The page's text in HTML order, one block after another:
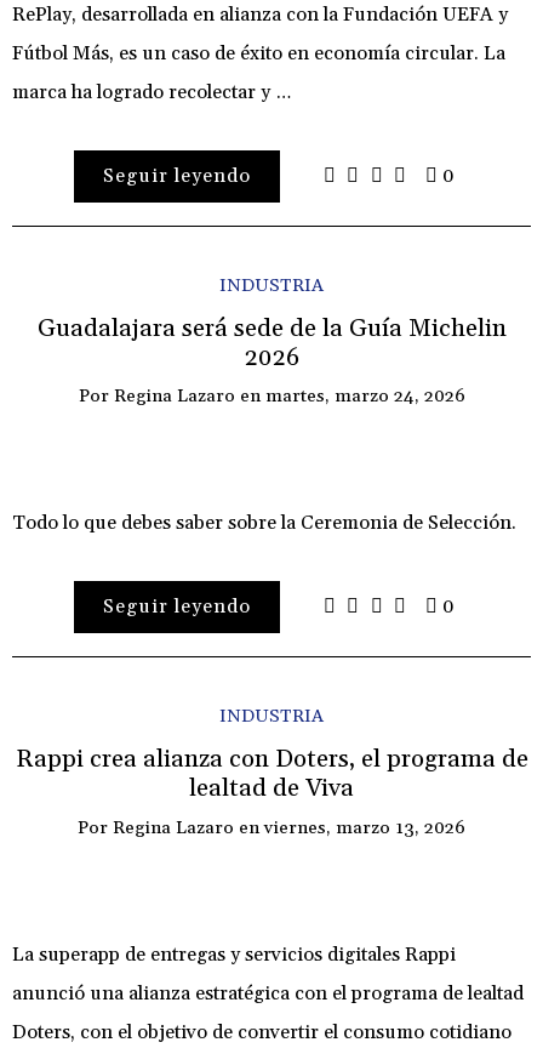
RePlay, desarrollada en alianza con la Fundación UEFA y
Fútbol Más, es un caso de éxito en economía circular. La
marca ha logrado recolectar y …
Seguir leyendo 0
INDUSTRIA
Guadalajara será sede de la Guía Michelin
2026
Por Regina Lazaro enmartes, marzo 24, 2026
Todo lo que debes saber sobre la Ceremonia de Selección.
Seguir leyendo 0
INDUSTRIA
Rappi crea alianza con Doters, el programa de
lealtad de Viva
Por Regina Lazaro enviernes, marzo 13, 2026
La superapp de entregas y servicios digitales Rappi
anunció una alianza estratégica con el programa de lealtad
Doters, con el objetivo de convertir el consumo cotidiano